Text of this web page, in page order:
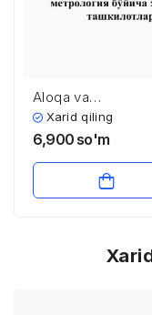
Aloqa va
axborotlashtirish
sohasida
bo’yicha xalqaro
tashkilotlar
Xarid qiling
6,900 so'm